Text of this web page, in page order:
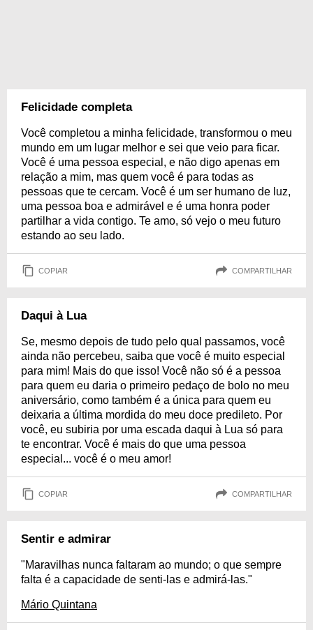
Felicidade completa
Você completou a minha felicidade, transformou o meu
mundo em um lugar melhor e sei que veio para ficar.
Você é uma pessoa especial, e não digo apenas em
relação a mim, mas quem você é para todas as
pessoas que te cercam. Você é um ser humano de luz,
uma pessoa boa e admirável e é uma honra poder
partilhar a vida contigo. Te amo, só vejo o meu futuro
estando ao seu lado.
COPIAR COMPARTILHAR
Daqui à Lua
Se, mesmo depois de tudo pelo qual passamos, você
ainda não percebeu, saiba que você é muito especial
para mim! Mais do que isso! Você não só é a pessoa
para quem eu daria o primeiro pedaço de bolo no meu
aniversário, como também é a única para quem eu
deixaria a última mordida do meu doce predileto. Por
você, eu subiria por uma escada daqui à Lua só para
te encontrar. Você é mais do que uma pessoa
especial... você é o meu amor!
COPIAR COMPARTILHAR
Sentir e admirar
"Maravilhas nunca faltaram ao mundo; o que sempre
falta é a capacidade de senti-las e admirá-las."
Mário Quintana